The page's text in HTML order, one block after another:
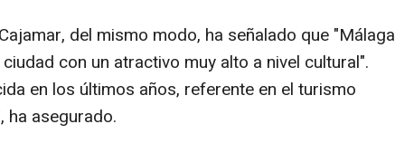
del mismo modo, ha señalado que "Málaga
con un atractivo muy alto a nivel cultural".
en los últimos años, referente en el turismo
ha asegurado.